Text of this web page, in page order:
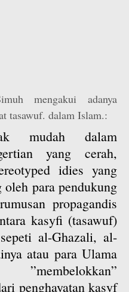
mengakui adanya
tasawuf. dalam Islam.:
mudah dalam
yang cerah,
idies yang
para pendukung
propagandis
kasyfi (tasawuf)
al-Ghazali, al-
atau para Ulama
penghayatan kasyf